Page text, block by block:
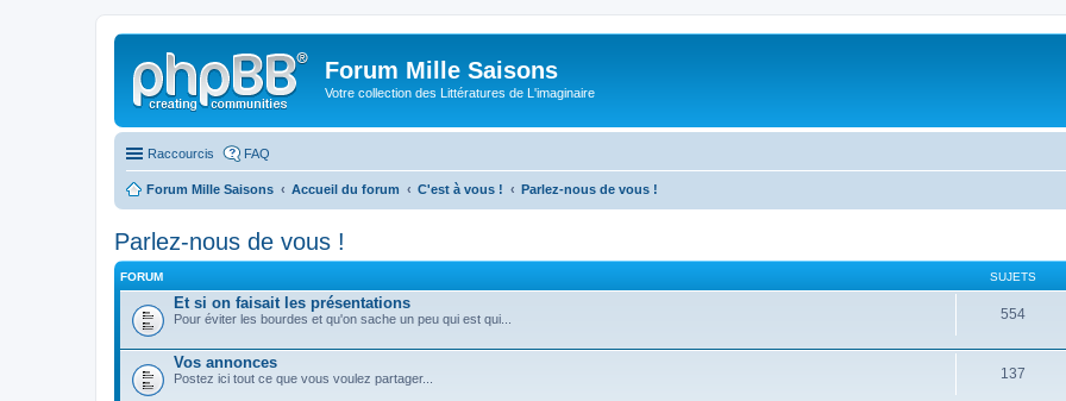
Forum Mille Saisons
Votre collection des Littératures de L'imaginaire
Raccourcis FAQ
Forum Mille Saisons Accueil du forum C'est à vous ! Parlez-nous de vous !
Parlez-nous de vous !
FORUM SUJETS
Et si on faisait les présentations
Pour éviter les bourdes et qu'on sache un peu qui est qui... 554
Vos annonces
Postez ici tout ce que vous voulez partager... 137